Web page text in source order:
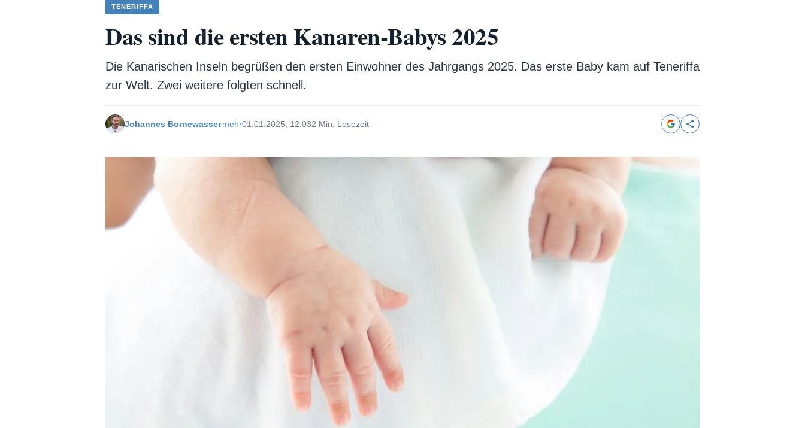
TENERIFFA
Das sind die ersten Kanaren-Babys 2025
Die Kanarischen Inseln begrüßen den ersten Einwohner des Jahrgangs 2025. Das erste Baby kam auf Teneriffa
zur Welt. Zwei weitere folgten schnell.
Johannes Bornewassermehr01.01.2025, 12:032 Min. Lesezeit